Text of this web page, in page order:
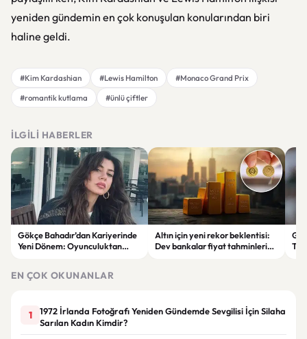
yeniden gündemin en çok konuşulan konularından biri
haline geldi.
#Kim Kardashian #Lewis Hamilton
#Monaco Grand Prix
#romantik kutlama
#ünlü çiftler
İLGILI HABERLER
Gökçe Bahadır’dan Kariyerinde
Yeni Dönem: Oyunculuktan
Altın için yeni rekor beklentisi:
Dev bankalar fiyat tahminlerini
EN ÇOK OKUNANLAR
1
1972 İrlanda Fotoğrafı Yeniden Gündemde Sevgilisi İçin Silaha
Sarılan Kadın Kimdir?